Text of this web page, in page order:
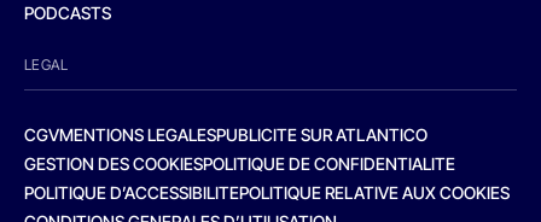
PODCASTS
LEGAL
CGVMENTIONS LEGALESPUBLICITE SUR ATLANTICO
GESTION DES COOKIESPOLITIQUE DE CONFIDENTIALITE
POLITIQUE D’ACCESSIBILITEPOLITIQUE RELATIVE AUX COOKIES